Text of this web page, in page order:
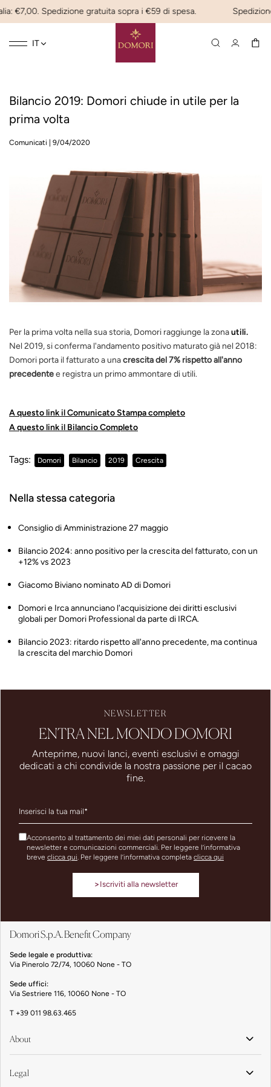
€7,00. Spedizione gratuita sopra i €59 di spesa.
Toggle
☰ IT
Bilancio 2019: Domori chiude in utile per la
prima volta
Comunicati 9/04/2020
Per la prima volta nella sua storia, Domori raggiunge la zonautili.
Nel 2019,siconferma l'andamento positivo maturato già nel 2018:
Domori porta il fatturato a unacrescita del 7% rispetto all'anno
precedentee registra un primo ammontare di utili.
A questo link il Comunicato Stampa completo
A questo link il Bilancio Completo
Tags: Domori Bilancio 2019 Crescita
Nella stessa categoria
Consiglio di Amministrazione 27 maggio
Bilancio 2024: anno positivo per la crescita del fatturato, con un
+12% vs 2023
Giacomo Biviano nominato AD di Domori
Domori e Irca annunciano l'acquisizione dei diritti esclusivi
globali per Domori Professional da parte di IRCA.
Bilancio 2023: ritardo rispetto all'anno precedente, ma continua
la crescita del marchio Domori
Domori S.p.A. Benefit Company
Sede legale e produttiva:
Via Pinerolo 72/74, 10060 None - TO
Sede uffici:
Via Sestriere 116, 10060 None - TO
T +39 011 98.63.465
About
Legal
NEWSLETTER
ENTRA NEL MONDO DOMORI
Anteprime, nuovi lanci, eventi esclusivi e omaggi
dedicati a chi condivide la nostra passione per il cacao
fine.
Acconsento al trattamento dei miei dati personali per ricevere la
newsletter e comunicazioni commerciali. Per leggere l’informativa
breve clicca qui. Per leggere l’informativa completa clicca qui
> Iscriviti alla newsletter